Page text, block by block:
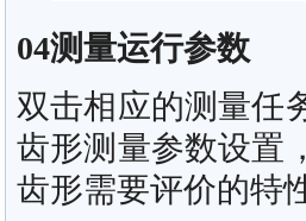
04测量运行参数
双击相应的测量任
齿形测量参数设置
齿形需要评价的特